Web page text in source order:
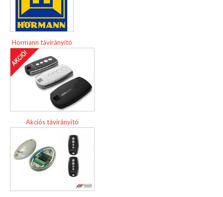
Hörmann távirányító
Akciós távirányító